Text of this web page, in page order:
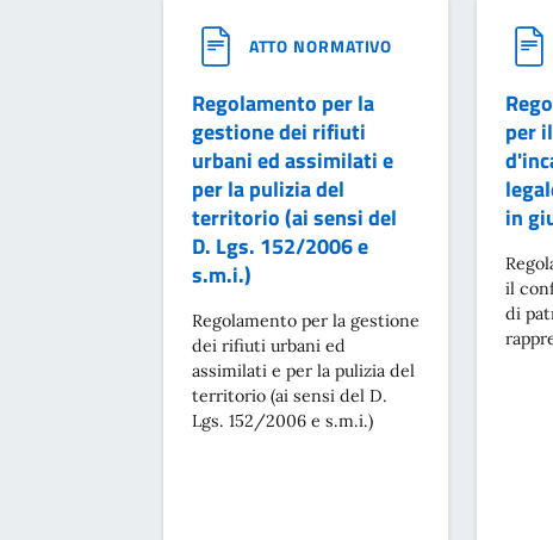
ATTO NORMATIVO
Regolamento per la
gestione dei rifiuti
urbani ed assimilati e
per la pulizia del
territorio (ai sensi del
D. Lgs. 152/2006 e
s.m.i.)
Regolamento per la gestione
dei rifiuti urbani ed
assimilati e per la pulizia del
territorio (ai sensi del D.
Lgs. 152/2006 e s.m.i.)
per
in
il
di